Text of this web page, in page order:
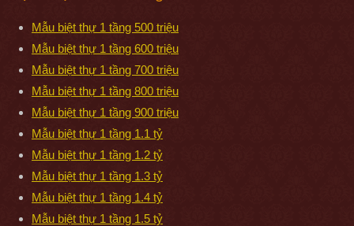
Mẫu biệt thự 1 tầng 500 triệu
Mẫu biệt thự 1 tầng 600 triệu
Mẫu biệt thự 1 tầng 700 triệu
Mẫu biệt thự 1 tầng 800 triệu
Mẫu biệt thự 1 tầng 900 triệu
Mẫu biệt thự 1 tầng 1.1 tỷ
Mẫu biệt thự 1 tầng 1.2 tỷ
Mẫu biệt thự 1 tầng 1.3 tỷ
Mẫu biệt thự 1 tầng 1.4 tỷ
Mẫu biệt thự 1 tầng 1.5 tỷ